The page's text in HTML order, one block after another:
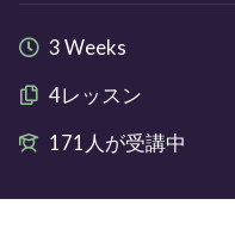
3 Weeks
4レッスン
171人が受講中